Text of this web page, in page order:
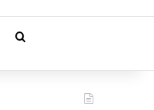
Keresés: